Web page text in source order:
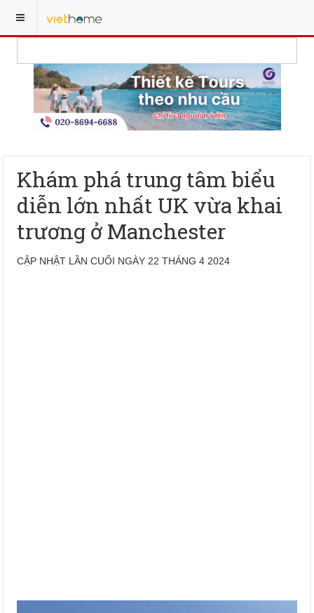
Khám phá trung tâm biểu
diễn lớn nhất UK vừa khai
trương ở Manchester
CẬP NHẬT LẦN CUỐI NGÀY 22 THÁNG 4 2024